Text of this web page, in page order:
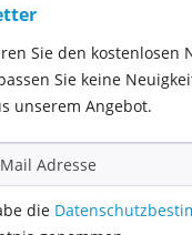
Sie den kostenlosen
Sie keine
unserem Angebot.
die